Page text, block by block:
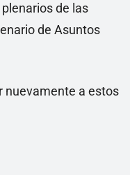
de las
de Asuntos
nuevamente a estos